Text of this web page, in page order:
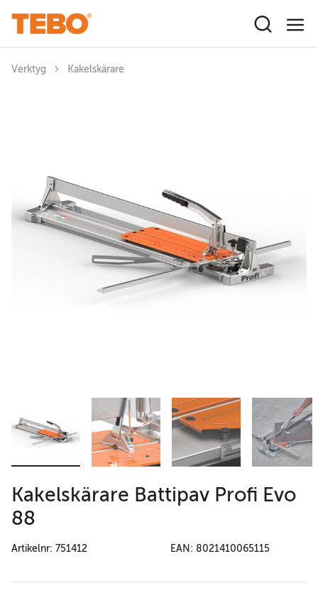
Verktyg Kakelskärare
Kakelskärare Battipav Profi Evo
88
Artikelnr: 751412 EAN: 8021410065115